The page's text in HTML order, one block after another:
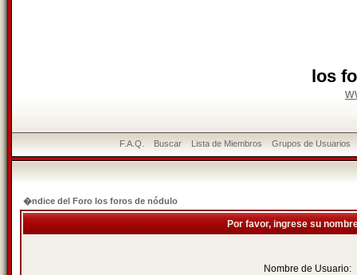
los
F.A.Q. Buscar Lista de Miembros Grupos de Usuarios
�ndice del Foro los foros de nódulo
Por favor, ingrese su
Nombre de Usuario: